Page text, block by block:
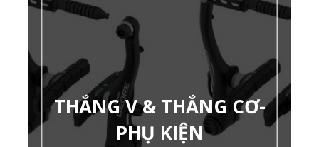
THẮNG V & THẮNG CƠ-
PHỤ KIỆN